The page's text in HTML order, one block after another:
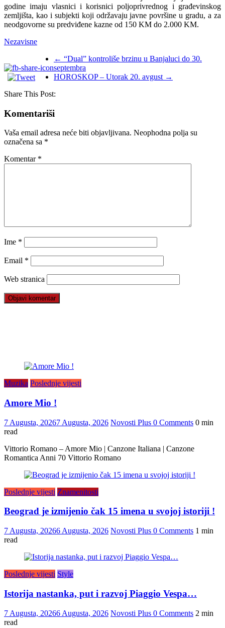
godine imaju vlasnici i korisnici poljoprivrednog i građevinskog
zemljišta, kao i subjekti koji održavaju javne površine u gradu, a za
neodgovorne su predviđene kazne od 150 KM do 2.000 KM.
Nezavisne
← “Dual” kontroliše brzinu u Banjaluci do 30.
septembra
HOROSKOP – Utorak 20. avgust →
Share This Post:
Komentariši
Vaša email adresa neće biti objavljivana. Neophodna polja su
označena sa *
Komentar *
Ime *
Email *
Web stranica
Muzika Poslednje vijesti
Amore Mio !
7 Augusta, 20267 Augusta, 2026 Novosti Plus 0 Comments 0 min
read
Vittorio Romano – Amore Mio | Canzone Italiana | Canzone
Romantica Anni 70 Vittorio Romano
Poslednje vijesti Znamenitosti
Beograd je izmijenio čak 15 imena u svojoj istoriji !
7 Augusta, 20266 Augusta, 2026 Novosti Plus 0 Comments 1 min
read
Poslednje vijesti Style
Istorija nastanka, put i razvoj Piaggio Vespa…
7 Augusta, 20266 Augusta, 2026 Novosti Plus 0 Comments 2 min
read